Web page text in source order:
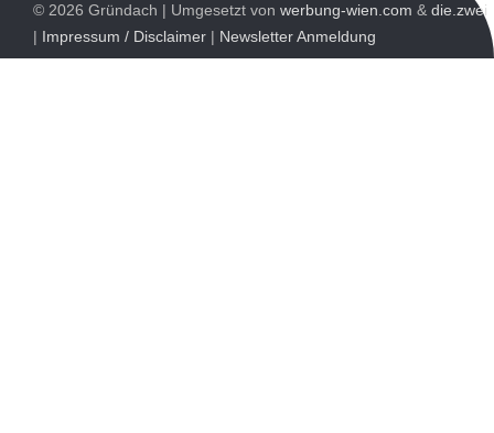
© 2026 Gründach | Umgesetzt von werbung-wien.com & die.zwei
| Impressum / Disclaimer | Newsletter Anmeldung